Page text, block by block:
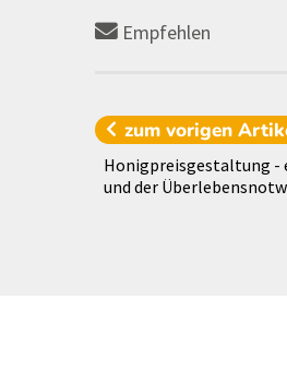
Empfehlen
zum vorigen
Honigpreisgestaltung -
und der